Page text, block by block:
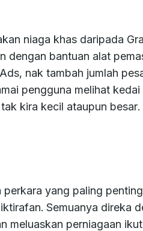
niaga khas daripada
dengan bantuan alat
nak tambah jumlah
pengguna melihat
kira kecil ataupun besar.
yang paling
Semuanya direka
meluaskan perniagaan